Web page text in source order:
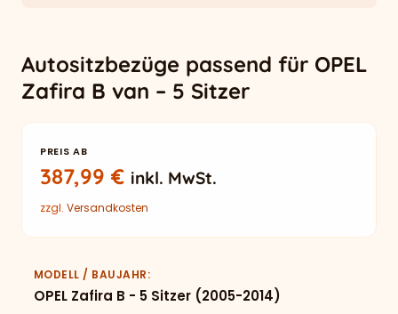
Autositzbezüge passend für OPEL
Zafira B van – 5 Sitzer
PREIS AB
387,99€ inkl. MwSt.
zzgl. Versandkosten
MODELL / BAUJAHR
OPEL Zafira B - 5 Sitzer (2005-2014)